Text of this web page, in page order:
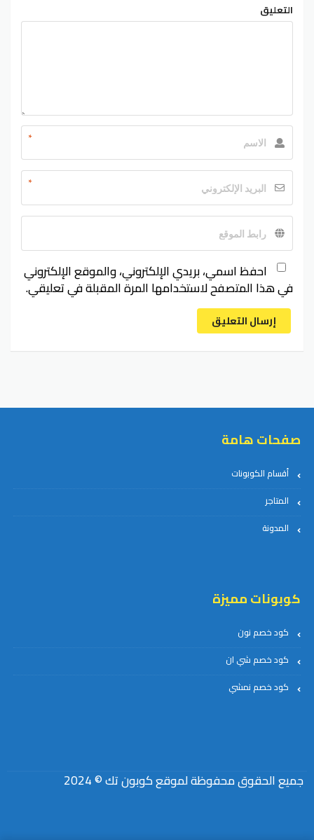
التعليق
*
*
احفظ اسمي، بريدي الإلكتروني، والموقع الإلكتروني
في هذا المتصفح لاستخدامها المرة المقبلة في تعليقي.
إرسال التعليق
صفحات هامة
أقسام الكوبونات
المتاجر
المدونة
كوبونات مميزة
كود خصم نون
كود خصم شي ان
كود خصم نمشي
جميع الحقوق محفوظة لموقع كوبون تك © 2024